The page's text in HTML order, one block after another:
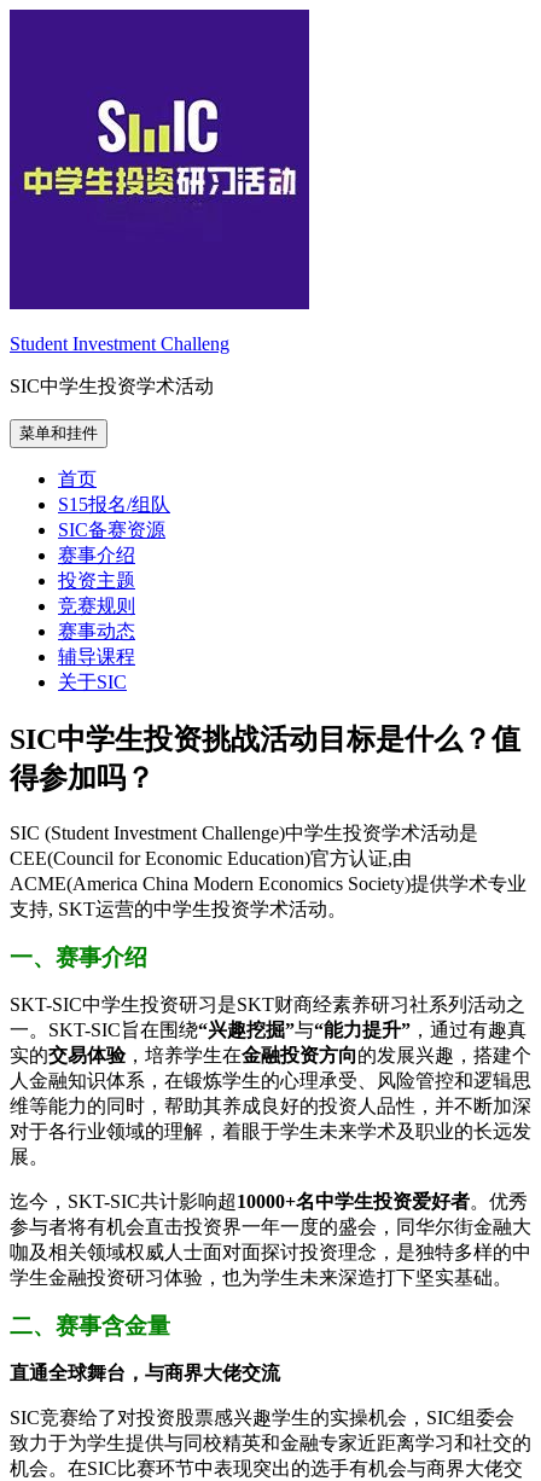
Student Investment Challeng
SIC中学生投资学术活动
菜单和挂件
首页
S15报名/组队
SIC备赛资源
赛事介绍
投资主题
竞赛规则
赛事动态
辅导课程
关于SIC
SIC中学生投资挑战活动目标是什么？值
得参加吗？
SIC (Student Investment Challenge)中学生投资学术活动是
CEE(Council for Economic Education)官方认证,由
ACME(America China Modern Economics Society)提供学术专业
支持, SKT运营的中学生投资学术活动。
一、赛事介绍
SKT-SIC中学生投资研习是SKT财商经素养研习社系列活动之
一。SKT-SIC旨在围绕“兴趣挖掘”与“能力提升” ，通过有趣真
实的交易体验，培养学生在金融投资方向的发展兴趣，搭建个
人金融知识体系，在锻炼学生的心理承受、风险管控和逻辑思
维等能力的同时，帮助其养成良好的投资人品性，并不断加深
对于各行业领域的理解，着眼于学生未来学术及职业的长远发
展。
迄今，SKT-SIC共计影响超10000+名中学生投资爱好者。优秀
参与者将有机会直击投资界一年一度的盛会，同华尔街金融大
咖及相关领域权威人士面对面探讨投资理念，是独特多样的中
学生金融投资研习体验，也为学生未来深造打下坚实基础。
二、赛事含金量
直通全球舞台，与商界大佬交流
SIC竞赛给了对投资股票感兴趣学生的实操机会，SIC组委会
致力于为学生提供与同校精英和金融专家近距离学习和社交的
机会。在SIC比赛环节中表现突出的选手有机会与商界大佬交